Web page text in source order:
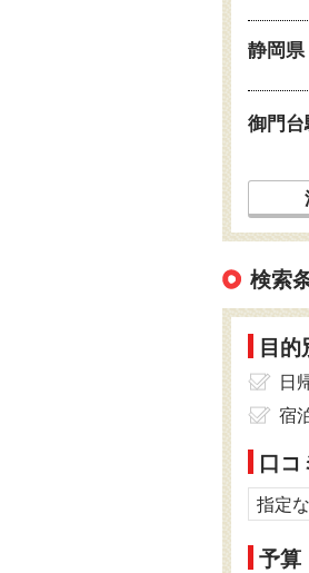
静岡県
御門台
検索
目的
日
宿
口コ
指定
予算